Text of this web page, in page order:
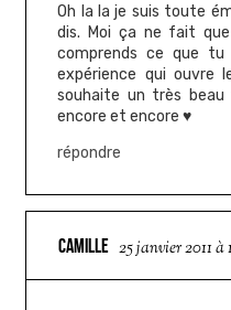
Oh la la je suis toute
dis. Moi ça ne fait
comprends ce que
expérience qui ouvre
souhaite un très
encore et encore ♥
répondre
CAMILLE 25 janvier 2011 à